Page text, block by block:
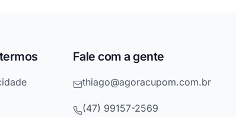
Fale com a gente
thiago@agoracupom.com.br
(47) 99157-2569